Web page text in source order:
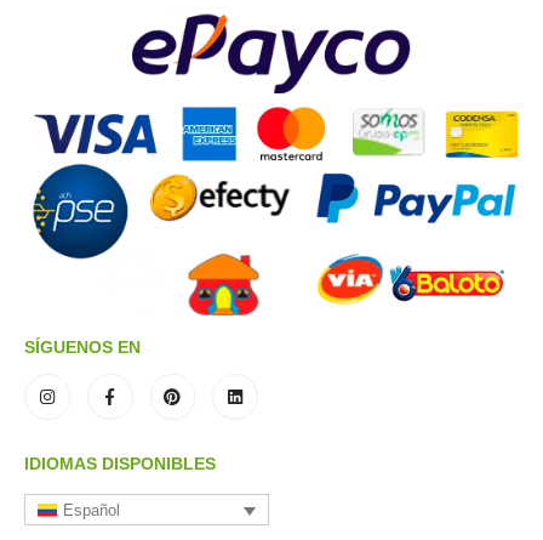
SÍGUENOS EN
IDIOMAS DISPONIBLES
Español